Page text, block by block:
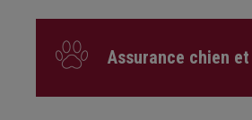
Assurance chien